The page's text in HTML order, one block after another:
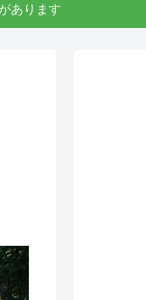
あります